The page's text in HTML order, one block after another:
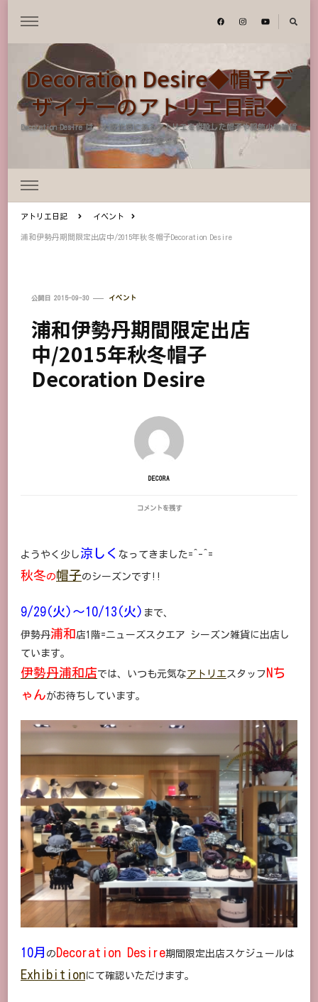
Decoration Desire◆帽子デ
ザイナーのアトリエ日記◆
Decoration Desire は、大阪北摂にあるアトリエを併設した帽子や服飾小物雑貨
のお店です
アトリエ日記 イベント
浦和伊勢丹期間限定出店中/2015年秋冬帽子Decoration Desire
公開日 2015-09-30 イベント
浦和伊勢丹期間限定出店
中/2015年秋冬帽子
Decoration Desire
DECORA
浦
丹
間
出
中/2015
帽
DECORATION
コメントを残す
ようやく少し 涼しく なってきました=^-^=
秋冬の帽子のシーズンです!!
9/29(火)～10/13(火) まで、
伊勢丹浦和店1階=ニューズスクエア シーズン雑貨に出店し
ています。
伊勢丹浦和店では、いつも元気なアトリエ スタッフ Nち
ゃんがお待ちしています。
10月 の Decoration Desire期間限定出店スケジュールは
Exhibitionにて確認いただけます。